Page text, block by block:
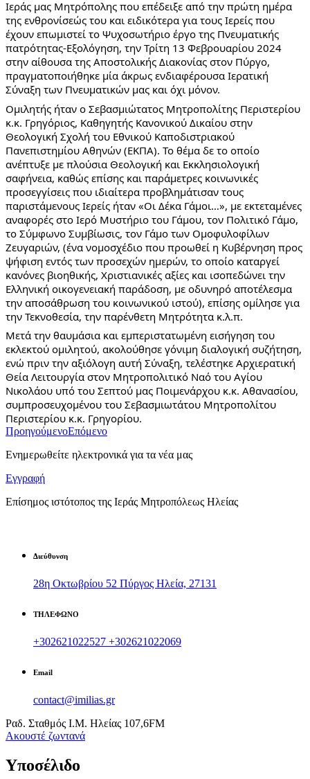
Ιεράς μας Μητρόπολης που επέδειξε από την πρώτη ημέρα
της ενθρονίσεώς του και ειδικότερα για τους Ιερείς που
έχουν επωμιστεί το Ψυχοσωτήριο έργο της Πνευματικής
πατρότητας-Εξολόγηση, την Τρίτη 13 Φεβρουαρίου 2024
στην αίθουσα της Αποστολικής Διακονίας στον Πύργο,
πραγματοποιήθηκε μία άκρως ενδιαφέρουσα Ιερατική
Σύναξη των Πνευματικών μας και όχι μόνον.
Ομιλητής ήταν ο Σεβασμιώτατος Μητροπολίτης Περιστερίου
κ.κ. Γρηγόριος, Καθηγητής Κανονικού Δικαίου στην
Θεολογική Σχολή του Εθνικού Καποδιστριακού
Πανεπιστημίου Αθηνών (ΕΚΠΑ). Το θέμα δε το οποίο
ανέπτυξε με πλούσια Θεολογική και Εκκλησιολογική
σαφήνεια, καθώς επίσης και παράμετρες κοινωνικές
προσεγγίσεις που ιδιαίτερα προβλημάτισαν τους
παριστάμενους Ιερείς ήταν «Οι Δέκα Γάμοι…», με εκτεταμένες
αναφορές στο Ιερό Μυστήριο του Γάμου, τον Πολιτικό Γάμο,
το Σύμφωνο Συμβίωσις, τον Γάμο των Ομοφυλοφίλων
Ζευγαριών, (ένα νομοσχέδιο που προωθεί η Κυβέρνηση προς
ψήφιση εντός των προσεχών ημερών, το οποίο καταργεί
κανόνες βιοηθικής, Χριστιανικές αξίες και ισοπεδώνει την
Ελληνική οικογενειακή παράδοση, με οδυνηρό αποτέλεσμα
την αποσάθρωση του κοινωνικού ιστού), επίσης ομίλησε για
την Τεκνοθεσία, την παρένθετη Μητρότητα κ.λ.π.
Μετά την θαυμάσια και εμπεριστατωμένη εισήγηση του
εκλεκτού ομιλητού, ακολούθησε γόνιμη διαλογική συζήτηση,
ενώ πριν την αξιόλογη αυτή Σύναξη, τελέστηκε Αρχιερατική
Θεία Λειτουργία στον Μητροπολιτικό Ναό του Αγίου
Νικολάου υπό του Σεπτού μας Ποιμενάρχου κ.κ. Αθανασίου,
συμπροσευχομένου του Σεβασμιωτάτου Μητροπολίτου
Περιστερίου κ.κ. Γρηγορίου.
ΠροηγούμενοΕπόμενο
Ενημερωθείτε ηλεκτρονικά για τα νέα μας
Εγγραφή
Επίσημος ιστότοπος της Ιεράς Μητροπόλεως Ηλείας
Διεύθυνση
28η Οκτωβρίου 52 Πύργος Ηλεία, 27131
ΤΗΛΕΦΩΝΟ
+302621022527 +302621022069
Email
contact@imilias.gr
Ραδ. Σταθμός Ι.Μ. Ηλείας 107,6FM
Aκουστέ ζωντανά
Υποσέλιδο